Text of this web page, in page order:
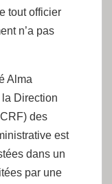
tout officier
n’a pas
Alma
Direction
des
est
dans un
par une